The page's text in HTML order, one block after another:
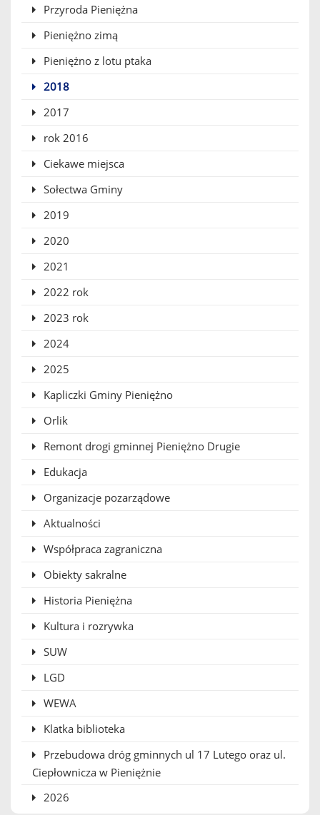
Przyroda Pieniężna
Pieniężno zimą
Pieniężno z lotu ptaka
2018
2017
rok 2016
Ciekawe miejsca
Sołectwa Gminy
2019
2020
2021
2022 rok
2023 rok
2024
2025
Kapliczki Gminy Pieniężno
Orlik
Remont drogi gminnej Pieniężno Drugie
Edukacja
Organizacje pozarządowe
Aktualności
Współpraca zagraniczna
Obiekty sakralne
Historia Pieniężna
Kultura i rozrywka
SUW
LGD
WEWA
Klatka biblioteka
Przebudowa dróg gminnych ul 17 Lutego oraz ul.
Ciepłownicza w Pieniężnie
2026